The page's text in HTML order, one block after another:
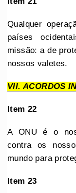
Qualquer
países
missão: a de
nossos valetes.
VII. ACORDOS
Item 22
A ONU é o
contra os
mundo para
Item 23